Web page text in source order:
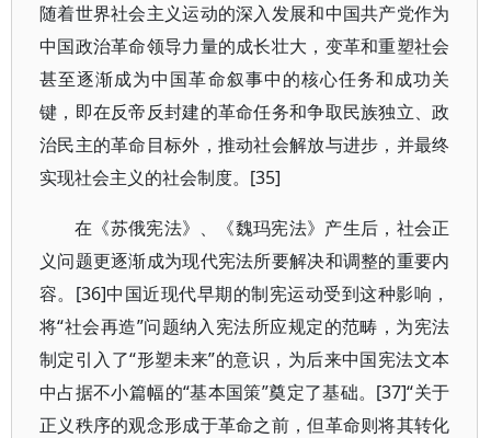
随着世界社会主义运动的深入发展和中国共产党作为
中国政治革命领导力量的成长壮大，变革和重塑社会
甚至逐渐成为中国革命叙事中的核心任务和成功关
键，即在反帝反封建的革命任务和争取民族独立、政
治民主的革命目标外，推动社会解放与进步，并最终
实现社会主义的社会制度。[35]
在《苏俄宪法》、《魏玛宪法》产生后，社会正
义问题更逐渐成为现代宪法所要解决和调整的重要内
容。[36]中国近现代早期的制宪运动受到这种影响，
将“社会再造”问题纳入宪法所应规定的范畴，为宪法
制定引入了“形塑未来”的意识，为后来中国宪法文本
中占据不小篇幅的“基本国策”奠定了基础。[37]“关于
正义秩序的观念形成于革命之前，但革命则将其转化